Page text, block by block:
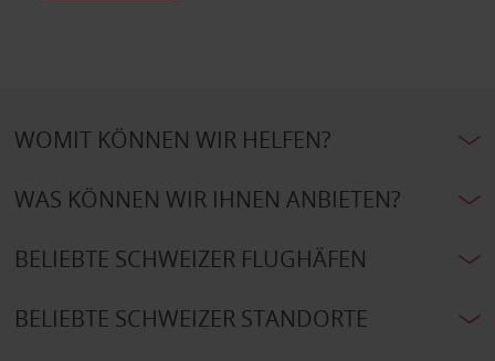
WOMIT KÖNNEN WIR HELFEN?
WAS KÖNNEN WIR IHNEN ANBIETEN?
BELIEBTE SCHWEIZER FLUGHÄFEN
BELIEBTE SCHWEIZER STANDORTE